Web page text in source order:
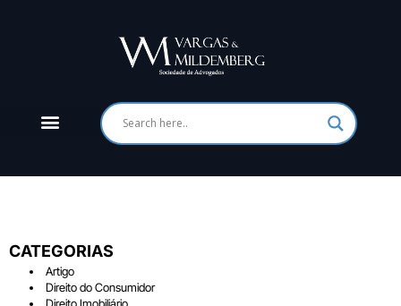
CATEGORIAS
Artigo
Direito do Consumidor